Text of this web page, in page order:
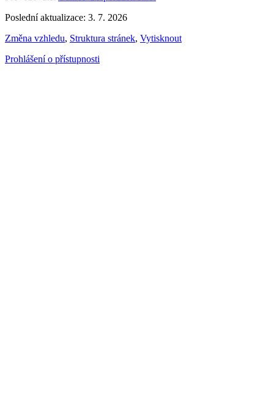
Poslední aktualizace: 3. 7. 2026
Změna vzhledu, Struktura stránek, Vytisknout
Prohlášení o přístupnosti